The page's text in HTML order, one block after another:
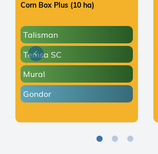
Previous
Corn Box Plus (10 ha)
Talisman
Temsa SC
Mural
Gondor